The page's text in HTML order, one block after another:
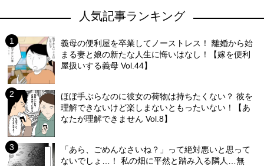
人気記事ランキング
義母の便利屋を卒業してノーストレス！ 離婚から始
まる妻と娘の新たな人生に悔いはなし！【嫁を便利
屋扱いする義母 Vol.44】
ほぼ手ぶらなのに彼女の荷物は持ちたくない？ 彼を
理解できないけど楽しまないともったいない！【あ
なたが理解できません Vol.8】
「あら、ごめんなさいね？」って絶対悪いと思って
ないでしょ…！ 私の畑に平然と踏み入る隣人…無